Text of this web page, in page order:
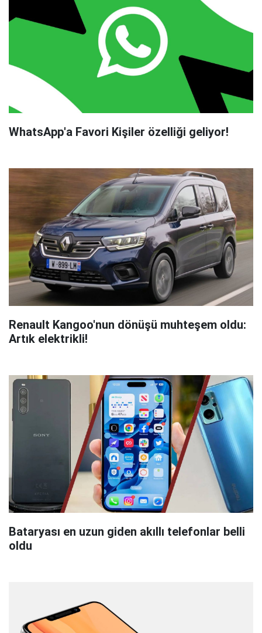
WhatsApp'a Favori Kişiler özelliği geliyor!
Renault Kangoo'nun dönüşü muhteşem oldu:
Artık elektrikli!
Bataryası en uzun giden akıllı telefonlar belli
oldu